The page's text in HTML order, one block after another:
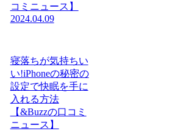
コミニュース】
2024.04.09
寝落ちが気持ちい
い!iPhoneの秘密の
設定で快眠を手に
入れる方法
【&Buzzの口コミ
ニュース】